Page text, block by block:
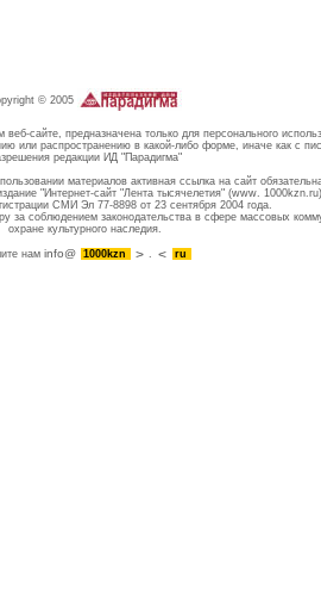
© 2005
сайте, предназначена только для персонального
или распространению в какой-либо форме, иначе как с
редакции ИД "Парадигма"
материалов активная ссылка на сайт
"Интернет-сайт "Лента тысячелетия" (www. 1000kzn.ru)
СМИ Эл 77-8898 от 23 сентября 2004 года.
за соблюдением законодательства в сфере массовых
охране культурного наследия.
намinfo@ 1000kzn . ru